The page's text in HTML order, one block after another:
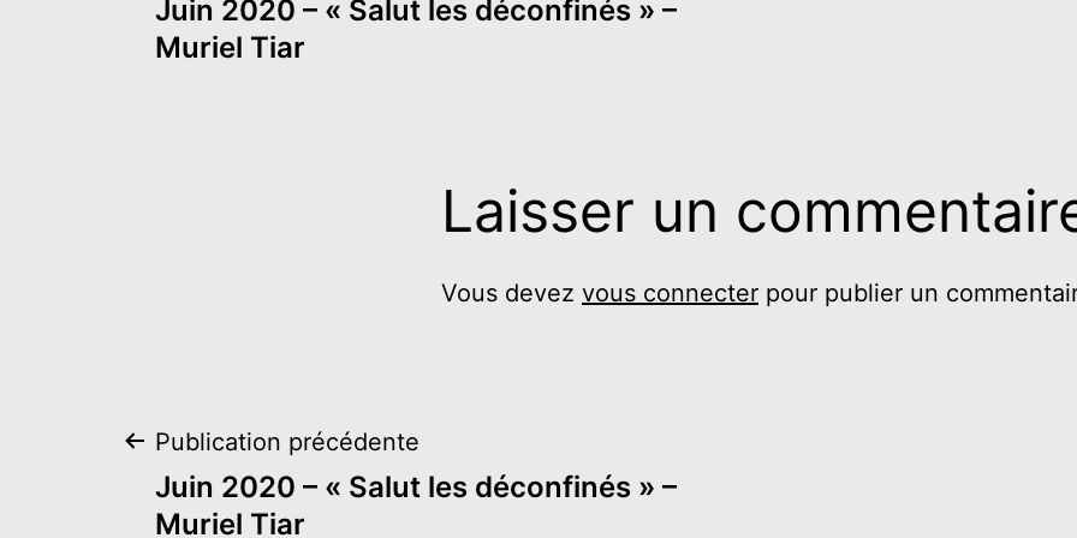
de
Juin 2020 – « Salut les déconfinés » –
Muriel Tiar
Laisser un
Vous devez vous connecter pour publier un
Navigation
Publication précédente
Juin 2020 – « Salut les déconfinés » –
Muriel Tiar